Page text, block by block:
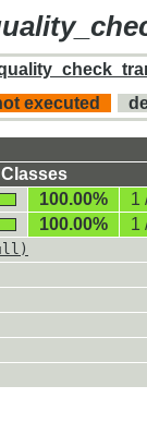
executed
Classes
100.00% 1
100.00% 1